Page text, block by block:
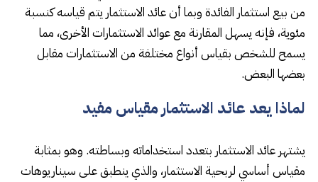
من بيع استثمار الفائدة وبما أن عائد الاستثمار يتم قياسه كنسبة
مئوية، فإنه يسهل المقارنة مع عوائد الاستثمارات الأخرى، مما
يسمح للشخص بقياس أنواع مختلفة من الاستثمارات مقابل
بعضها البعض.
لماذا يعد عائد الاستثمار مقياس مفيد
يشتهر عائد الاستثمار بتعدد استخداماته وبساطته. وهو بمثابة
مقياس أساسي لربحية الاستثمار، والذي ينطبق على سيناريوهات